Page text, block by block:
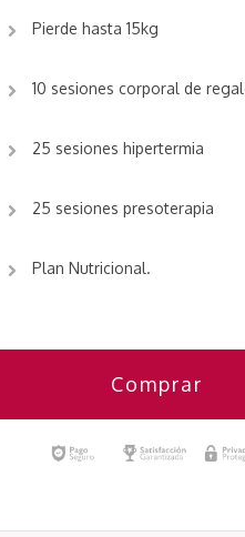
Pierde hasta 15kg
10 sesiones corporal de
25 sesiones hipertermia
25 sesiones presoterapia
Plan Nutricional.
Comprar